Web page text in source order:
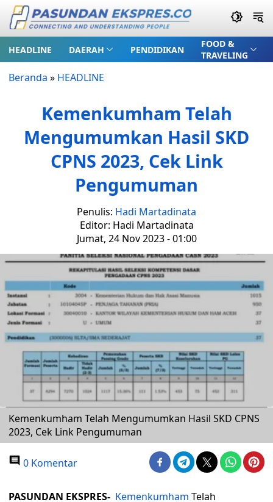
HEADLINE DAERAH PENDIDIKAN
FOOD &
TRAVELING
Beranda » HEADLINE
Kemenkumham Telah
Mengumumkan Hasil SKD
CPNS 2023, Cek Link
Pengumuman
Penulis: Hadi Martadinata
Editor: Hadi Martadinata
Jumat, 24 Nov 2023 - 01:00
Kemenkumham Telah Mengumumkan Hasil SKD CPNS
2023, Cek Link Pengumuman
0 Komentar
PASUNDAN EKSPRES- Kemenkumham Telah